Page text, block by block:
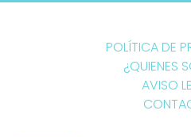
POLÍTICA DE
¿QUIENES
AVISO